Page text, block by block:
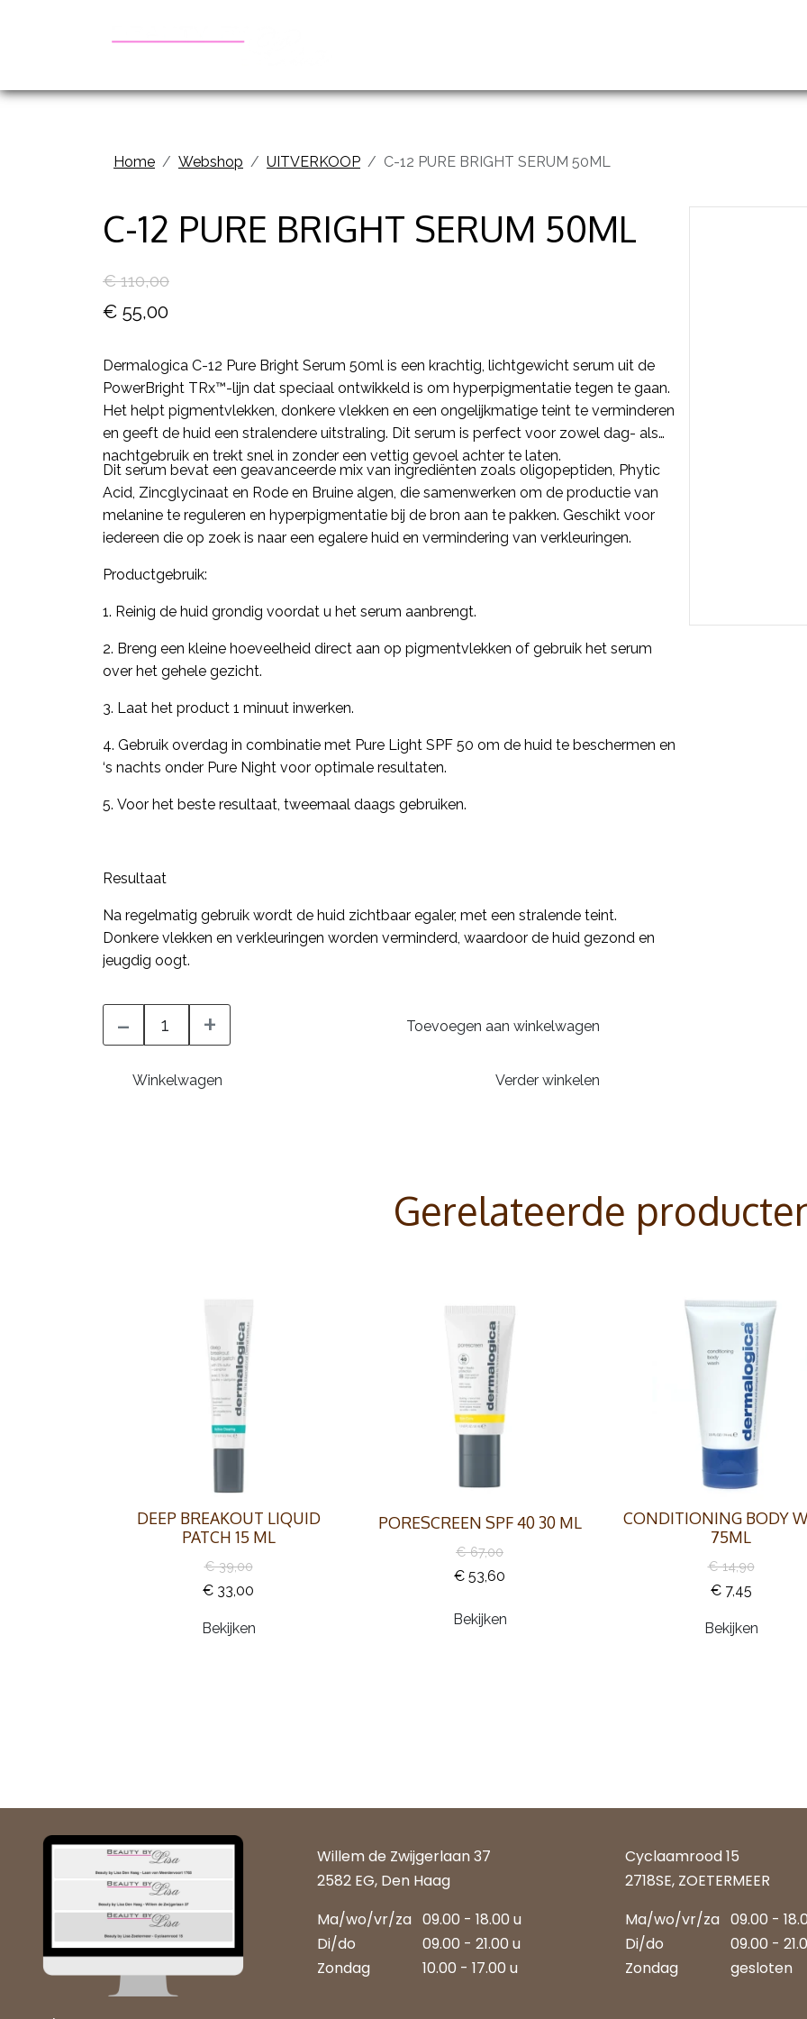
Home Webshop UITVERKOOP C-12 PURE BRIGHT SERUM 50ML
C-12 PURE BRIGHT SERUM 50ML
€ 110,00
€ 55,00
Dermalogica C-12 Pure Bright Serum 50ml is een krachtig, lichtgewicht serum uit de
PowerBright TRx™-lijn dat speciaal ontwikkeld is om hyperpigmentatie tegen te gaan.
Het helpt pigmentvlekken, donkere vlekken en een ongelijkmatige teint te verminderen
en geeft de huid een stralendere uitstraling. Dit serum is perfect voor zowel dag- als
nachtgebruik en trekt snel in zonder een vettig gevoel achter te laten.
Dit serum bevat een geavanceerde mix van ingrediënten zoals oligopeptiden, Phytic
Acid, Zincglycinaat en Rode en Bruine algen, die samenwerken om de productie van
melanine te reguleren en hyperpigmentatie bij de bron aan te pakken. Geschikt voor
iedereen die op zoek is naar een egalere huid en vermindering van verkleuringen.
Productgebruik:
1. Reinig de huid grondig voordat u het serum aanbrengt.
2. Breng een kleine hoeveelheid direct aan op pigmentvlekken of gebruik het serum
over het gehele gezicht.
3. Laat het product 1 minuut inwerken.
4. Gebruik overdag in combinatie met Pure Light SPF 50 om de huid te beschermen en
‘s nachts onder Pure Night voor optimale resultaten.
5. Voor het beste resultaat, tweemaal daags gebruiken.
Resultaat
Na regelmatig gebruik wordt de huid zichtbaar egaler, met een stralende teint.
Donkere vlekken en verkleuringen worden verminderd, waardoor de huid gezond en
jeugdig oogt.
- + Toevoegen aan winkelwagen
Winkelwagen Verder winkelen
Gerelateerde
DEEP BREAKOUT LIQUID
PATCH 15 ML
€ 39,00
€ 33,00
Bekijken
PORESCREEN SPF 40 30 ML
€ 67,00
€ 53,60
Bekijken
CONDITIONING BODY
75ML
€ 14,90
€ 7,45
Bekijken
Willem de Zwijgerlaan 37
2582 EG, Den Haag
Ma/wo/vr/za 09.00 - 18.00 u
Di/do
09.00 - 21.00 u
Zondag
10.00 - 17.00 u
Cyclaamrood 15
2718SE, ZOETERMEER
Ma/wo/vr/za 09.00 -
Di/do
09.00 -
Zondag
gesloten